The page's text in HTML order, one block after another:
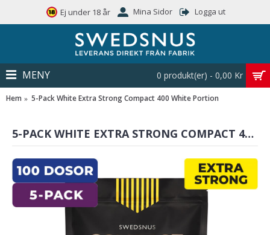
Ej under 18 år Mina Sidor Logga ut
0 produkt(er) - 0,00 Kr
MENY
Hem 5-Pack White Extra Strong Compact 400 White Portion
5-PACK WHITE EXTRA STRONG COMPACT 400 WHITE PORTION